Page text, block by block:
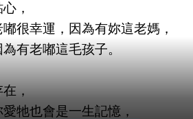
，
很幸運，因為有妳這老媽，
有老嘟這毛孩子。
，
牠也會是一生記憶，